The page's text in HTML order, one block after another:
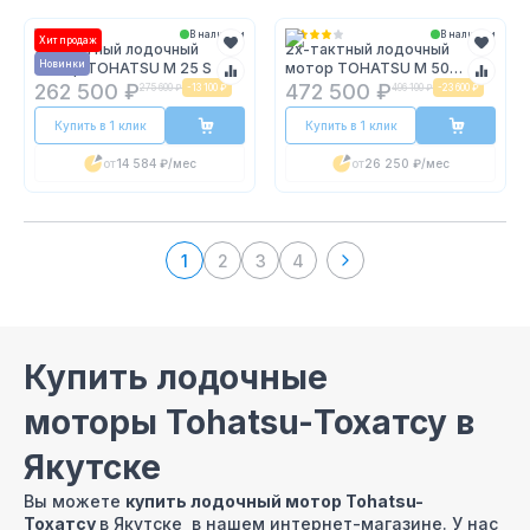
Хит продаж
Новинки
В наличии
2х-тактный лодочный
мотор TOHATSU M 25 S
262 500 ₽275 600 ₽ -13 100 ₽
Купить в 1 клик
от14 584 ₽/мес
В наличии
2х-тактный лодочный
мотор TOHATSU M 50
EPTOS
472 500 ₽496 100 ₽ -23 600 ₽
Купить в 1 клик
от26 250 ₽/мес
1 2 3 4
Купить лодочные
моторы Tohatsu-Тохатсу в
Якутске
Вы можете купить лодочный мотор Tohatsu-
Тохатсу в Якутске в нашем интернет-магазине. У нас